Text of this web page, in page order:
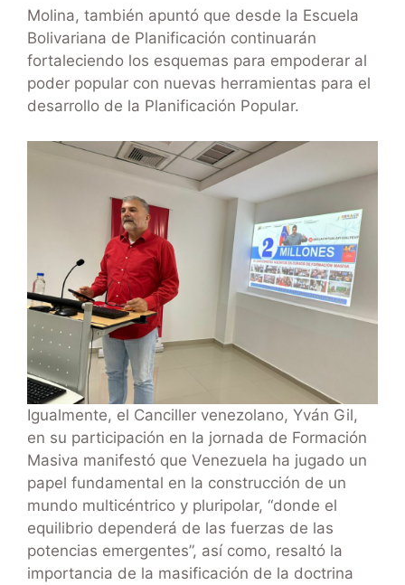
Molina, también apuntó que desde la Escuela
Bolivariana de Planificación continuarán
fortaleciendo los esquemas para empoderar al
poder popular con nuevas herramientas para el
desarrollo de la Planificación Popular.
Igualmente, el Canciller venezolano, Yván Gil,
en su participación en la jornada de Formación
Masiva manifestó que Venezuela ha jugado un
papel fundamental en la construcción de un
mundo multicéntrico y pluripolar, “donde el
equilibrio dependerá de las fuerzas de las
potencias emergentes”, así como, resaltó la
importancia de la masificación de la doctrina